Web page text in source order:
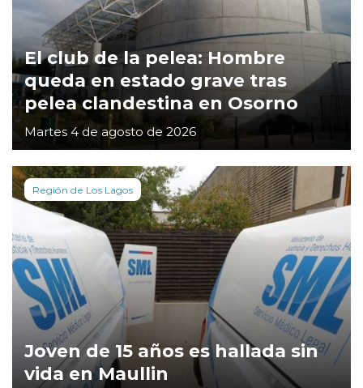
El club de la pelea: Hombre
queda en estado grave tras
pelea clandestina en Osorno
Martes 4 de agosto de 2026
Región de Los Lagos
Joven de 15 años es hallada sin
vida en Maullin